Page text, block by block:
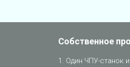
Собственное
Один ЧПУ-станок